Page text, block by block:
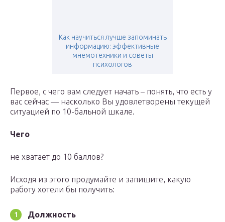
Как научиться лучше запоминать
информацию: эффективные
мнемотехники и советы
психологов
Первое, с чего вам следует начать – понять, что есть у
вас сейчас — насколько Вы удовлетворены текущей
ситуацией по 10-бальной шкале.
Чего
не хватает до 10 баллов?
Исходя из этого продумайте и запишите, какую
работу хотели бы получить:
Должность